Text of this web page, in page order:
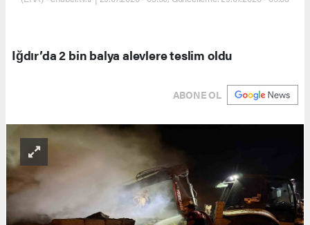
Iğdır’da 2 bin balya alevlere teslim oldu
ABONE OL